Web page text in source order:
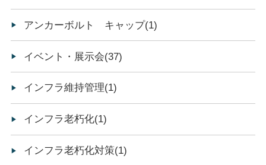
アンカーボルト キャップ(1)
イベント・展示会(37)
インフラ維持管理(1)
インフラ老朽化(1)
インフラ老朽化対策(1)